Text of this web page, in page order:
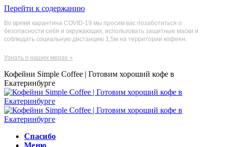
Перейти к содержанию
Во время карантина COVID-19 мы просим вас позаботиться о
безопасности себя и окружающих, использовать защитные маски и
соблюдать социальную дистанцию 1,5м на территории кофеен.
Узнать о наших мерах »
Кофейни Simple Coffee | Готовим хороший кофе в
Екатеринбурге
Спасибо